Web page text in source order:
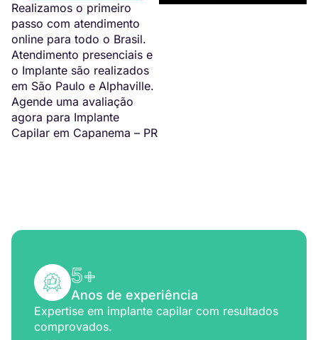
Realizamos o primeiro
passo com atendimento
online para todo o Brasil.
Atendimento presenciais e
o Implante são realizados
em São Paulo e Alphaville.
Agende uma avaliação
agora para Implante
Capilar em Capanema – PR
5+
Anos de experiência
Expertise em implante capilar com resultados
comprovados.